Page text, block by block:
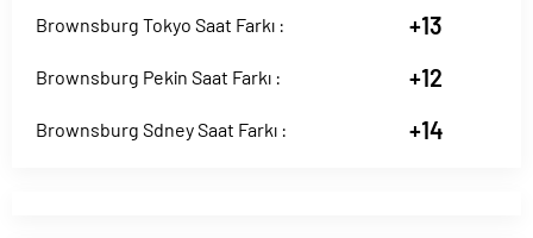
Brownsburg Tokyo Saat Farkı : +13
Brownsburg Pekin Saat Farkı : +12
Brownsburg Sdney Saat Farkı : +14